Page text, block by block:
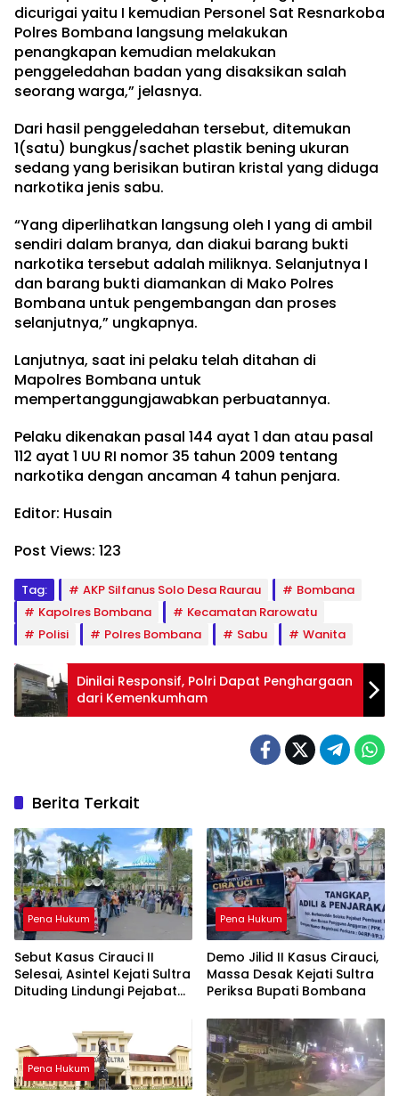
dicurigai yaitu I kemudian Personel Sat Resnarkoba
Polres Bombana langsung melakukan
penangkapan kemudian melakukan
penggeledahan badan yang disaksikan salah
seorang warga,” jelasnya.
Dari hasil penggeledahan tersebut, ditemukan
1(satu) bungkus/sachet plastik bening ukuran
sedang yang berisikan butiran kristal yang diduga
narkotika jenis sabu.
“Yang diperlihatkan langsung oleh I yang di ambil
sendiri dalam branya, dan diakui barang bukti
narkotika tersebut adalah miliknya. Selanjutnya I
dan barang bukti diamankan di Mako Polres
Bombana untuk pengembangan dan proses
selanjutnya,” ungkapnya.
Lanjutnya, saat ini pelaku telah ditahan di
Mapolres Bombana untuk
mempertanggungjawabkan perbuatannya.
Pelaku dikenakan pasal 144 ayat 1 dan atau pasal
112 ayat 1 UU RI nomor 35 tahun 2009 tentang
narkotika dengan ancaman 4 tahun penjara.
Editor: Husain
Post Views: 123
Tag: AKP Silfanus Solo Desa Raurau
Bombana
Kapolres Bombana
Kecamatan Rarowatu
Polisi
Polres Bombana Sabu Wanita
Dinilai Responsif, Polri Dapat Penghargaan
dari Kemenkumham
Berita Terkait
Pena Hukum
Sebut Kasus Cirauci II
Selesai, Asintel Kejati Sultra
Dituding Lindungi Pejabat
Pena Hukum
Demo Jilid II Kasus Cirauci,
Massa Desak Kejati Sultra
Periksa Bupati Bombana
Pena Hukum